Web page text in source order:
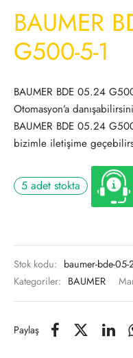
BAUMER
G500-5-1
BAUMER BDE 05.24
Otomasyon’a
BAUMER BDE 05.24
bizimle iletişime
5 adet stokta
Stok kodu: baumer-bde-05-
Kategoriler: BAUMER
Paylaş